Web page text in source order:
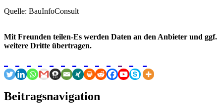
Quelle: BauInfoConsult
Mit Freunden teilen-Es werden Daten an den Anbieter und ggf.
weitere Dritte übertragen.
Beitragsnavigation